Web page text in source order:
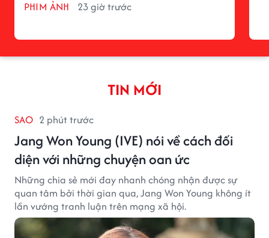
PHIM ẢNH 23 giờ trước
TIN MỚI
SAO 2 phút trước
Jang Won Young (IVE) nói về cách đối
diện với những chuyện oan ức
Những chia sẻ mới đay nhanh chóng nhận được sự
quan tâm bởi thời gian qua, Jang Won Young không ít
lần vướng tranh luận trên mạng xã hội.